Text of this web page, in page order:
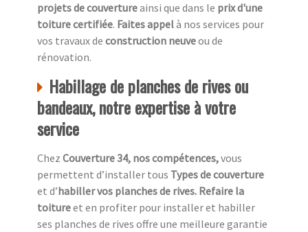
projets de couvertureainsi que dans le prix d'une
toiture certifiée. Faites appelà nos services pour
vos travaux de construction neuveou de
rénovation.
Habillage de planches de rives ou
bandeaux, notre expertise à votre
service
Chez Couverture 34, nos compétences,vous
permettent d’installer tous Types de couverture
et d’habiller vos planches de rives. Refaire la
toitureet en profiter pour installer et habiller
ses planches de rives offre une meilleure garantie